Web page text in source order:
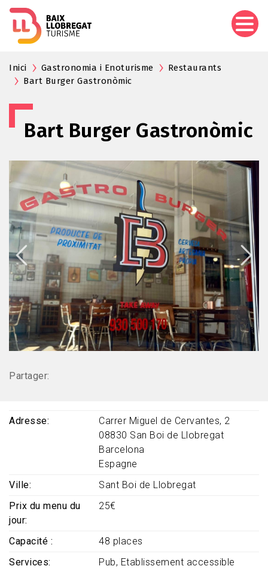
Inici Gastronomia i Enoturisme
Restaurants
Bart Burger Gastronòmic
Bart Burger Gastronòmic
Partager:
Adresse
Carrer Miguel de Cervantes, 2
08830 San Boi de Llobregat
Barcelona
Espagne
Ville
Sant Boi de Llobregat
Prix ​​du menu du
jour
25€
Capacité
48 places
Services
Pub
Etablissement accessible